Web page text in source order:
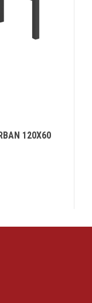
120X60